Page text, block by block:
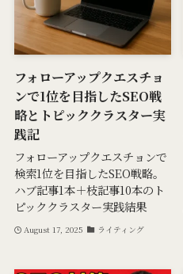
フォローアップクエスチョ
ンで1位を目指したSEO戦
略とトピッククラスター実
践記
フォローアップクエスチョンで
検索1位を目指したSEO戦略。
ハブ記事1本＋枝記事10本のト
ピッククラスター実践結果
August 17, 2025 ライティング